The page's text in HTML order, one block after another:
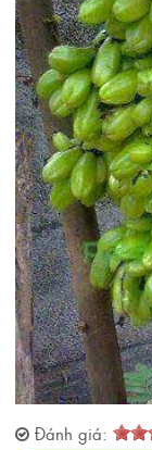
Đánh giá: